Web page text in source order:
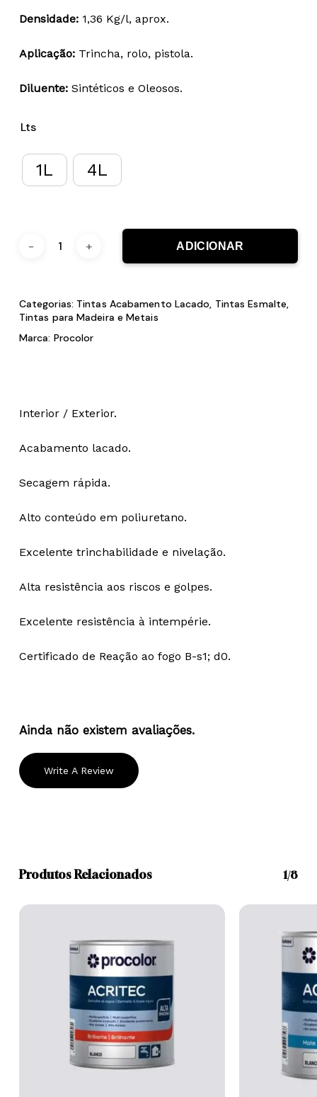
Densidade:1,36 Kg/l, aprox.
Aplicação:Trincha, rolo, pistola.
Diluente:Sintéticos e Oleosos.
Lts
1L 4L
ADICIONAR
Categorias: Tintas Acabamento Lacado, Tintas Esmalte,
Tintas para Madeira e Metais
Marca: Procolor
Interior / Exterior.
Acabamento lacado.
Secagem rápida.
Alto conteúdo em poliuretano.
Excelente trinchabilidade e nivelação.
Alta resistência aos riscos e golpes.
Excelente resistência à intempérie.
Certificado de Reação ao fogo B-s1; d0.
Ainda não existem avaliações.
Write A Review
Produtos Relacionados 1/8